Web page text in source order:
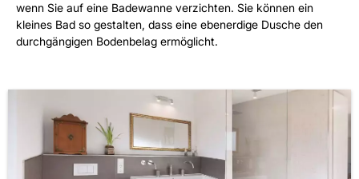
wenn Sie auf eine Badewanne verzichten. Sie können ein
kleines Bad so gestalten, dass eine ebenerdige Dusche den
durchgängigen Bodenbelag ermöglicht.